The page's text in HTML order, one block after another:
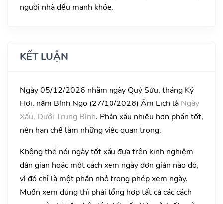
người nhà đều mạnh khỏe.
KẾT LUẬN
Ngày 05/12/2026 nhằm ngày Quý Sửu, tháng Kỷ
Hợi, năm Bính Ngọ (27/10/2026) Âm Lịch là Ngày
Xấu, Dưới Trung Bình. Phần xấu nhiều hơn phần tốt,
nên hạn chế làm những việc quan trọng.
Không thể nói ngày tốt xấu đựa trên kinh nghiệm
dân gian hoặc một cách xem ngày đơn giản nào đó,
vì đó chỉ là một phần nhỏ trong phép xem ngày.
Muốn xem đúng thì phải tổng hợp tất cả các cách